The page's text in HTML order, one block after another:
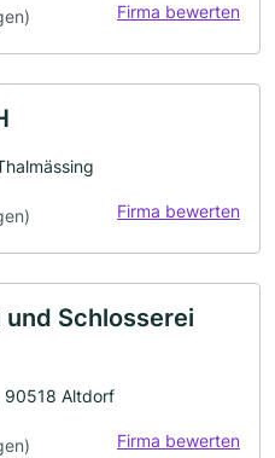
Firma bewerten
Firma bewerten
und Schlosserei
90518 Altdorf
Firma bewerten